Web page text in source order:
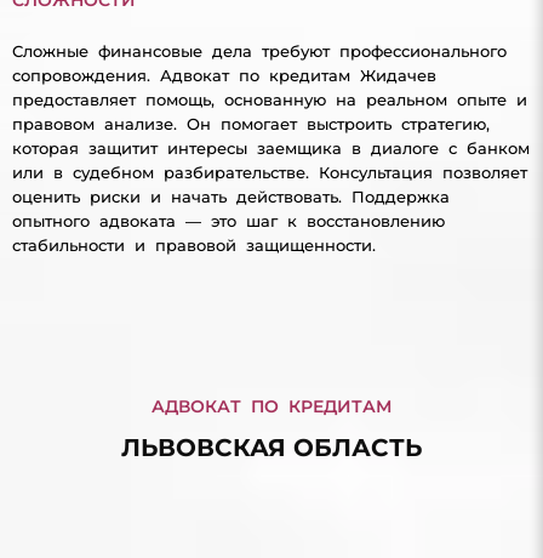
Сложные финансовые дела требуют профессионального
сопровождения. Адвокат по кредитам Жидачев
предоставляет помощь, основанную на реальном опыте и
правовом анализе. Он помогает выстроить стратегию,
которая защитит интересы заемщика в диалоге с банком
или в судебном разбирательстве. Консультация позволяет
оценить риски и начать действовать. Поддержка
опытного адвоката — это шаг к восстановлению
стабильности и правовой защищенности.
АДВОКАТ ПО КРЕДИТАМ
ЛЬВОВСКАЯ ОБЛАСТЬ